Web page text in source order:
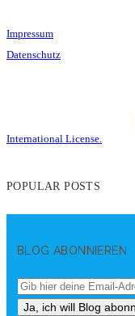
Impressum
Datenschutz
International License.
POPULAR POSTS
BLOG ABONNIEREN